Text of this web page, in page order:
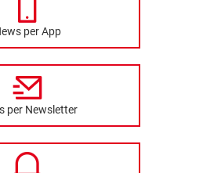
per App
per Newsletter